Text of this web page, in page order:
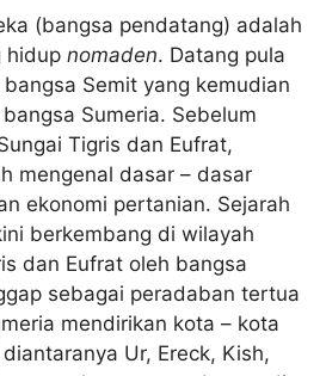
(bangsa pendatang) adalah
hidup nomaden. Datang pula
Semit yang kemudian
Sumeria. Sebelum
Tigris dan Eufrat,
mengenal dasar – dasar
ekonomi pertanian. Sejarah
berkembang di wilayah
dan Eufrat oleh bangsa
sebagai peradaban tertua
mendirikan kota – kota
Ur, Ereck, Kish,